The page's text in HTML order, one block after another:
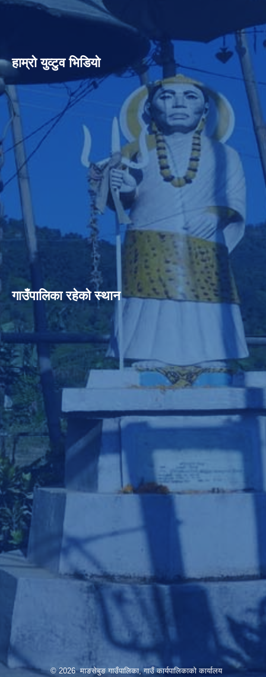
हाम्रो युव्टुव भिडियो
गाउँपालिका रहेको स्थान
© 2026 माङसेबुङ गाउँपालिका, गाउँ कार्यपालिकाको कार्यालय